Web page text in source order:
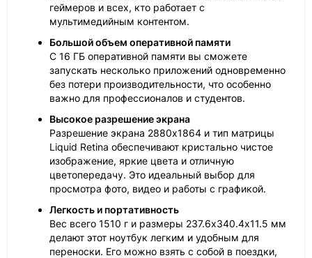
геймеров и всех, кто работает с
мультимедийным контентом.
Большой объем оперативной памяти
С 16 ГБ оперативной памяти вы сможете
запускать несколько приложений одновременно
без потери производительности, что особенно
важно для профессионалов и студентов.
Высокое разрешение экрана
Разрешение экрана 2880x1864 и тип матрицы
Liquid Retina обеспечивают кристально чистое
изображение, яркие цвета и отличную
цветопередачу. Это идеальный выбор для
просмотра фото, видео и работы с графикой.
Легкость и портативность
Вес всего 1510 г и размеры 237.6х340.4х11.5 мм
делают этот ноутбук легким и удобным для
переноски. Его можно взять с собой в поездки,